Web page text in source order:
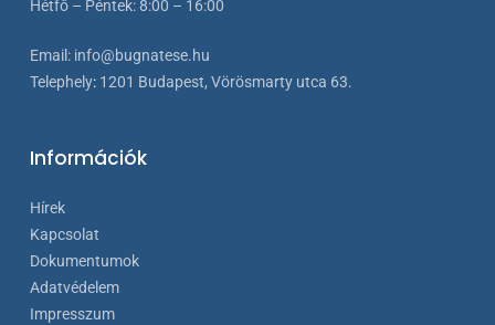
Hétfő – Péntek: 8:00 – 16:00
Email: info@bugnatese.hu
Telephely: 1201 Budapest, Vörösmarty utca 63.
Információk
Hírek
Kapcsolat
Dokumentumok
Adatvédelem
Impresszum